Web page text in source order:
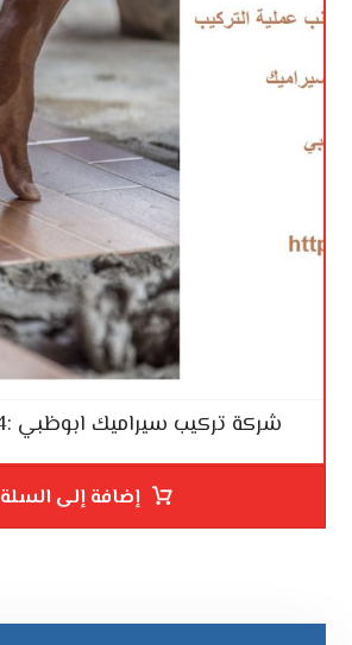
شركة تركيب سيراميك ابوظبي :0553996694
إضافة إلى السلة